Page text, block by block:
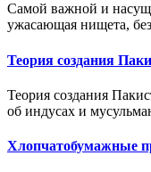
Самой важной и
ужасающая нищета,
Теория создания
Теория создания
об индусах и
Хлопчатобумажные